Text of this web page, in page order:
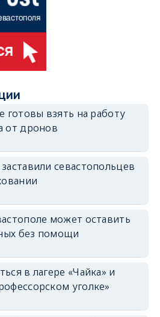
готовы взять на работу
от дронов
севастопольцев
может оставить
без помощи
в лагере «Чайка» и
уголке»